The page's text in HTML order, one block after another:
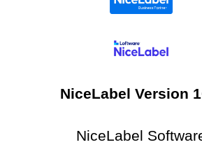
NiceLabel Version
NiceLabel